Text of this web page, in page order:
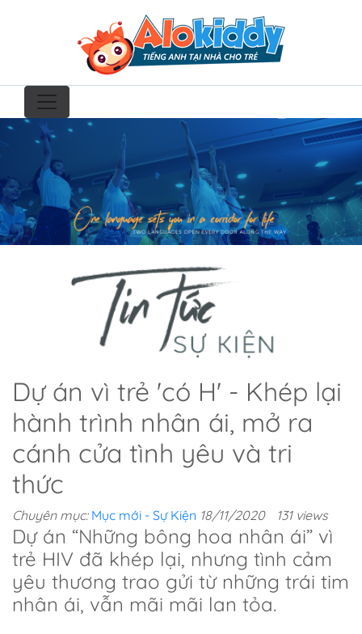
Dự án vì trẻ 'có H' - Khép lại
hành trình nhân ái, mở ra
cánh cửa tình yêu và tri
thức
Chuyên mục: Mục mới - Sự Kiện 18/11/2020 131 views
Dự án “Những bông hoa nhân ái” vì
trẻ HIV đã khép lại, nhưng tình cảm
yêu thương trao gửi từ những trái tim
nhân ái, vẫn mãi mãi lan tỏa.